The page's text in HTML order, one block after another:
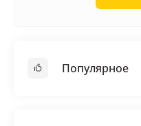
Популярное